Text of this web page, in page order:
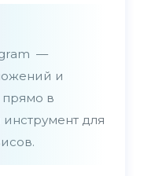
—
и
прямо в
для